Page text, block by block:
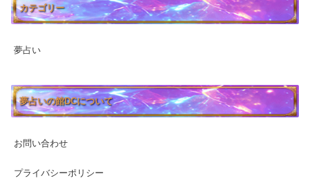
カテゴリー
夢占い
夢占いの館DCについて
お問い合わせ
プライバシーポリシー